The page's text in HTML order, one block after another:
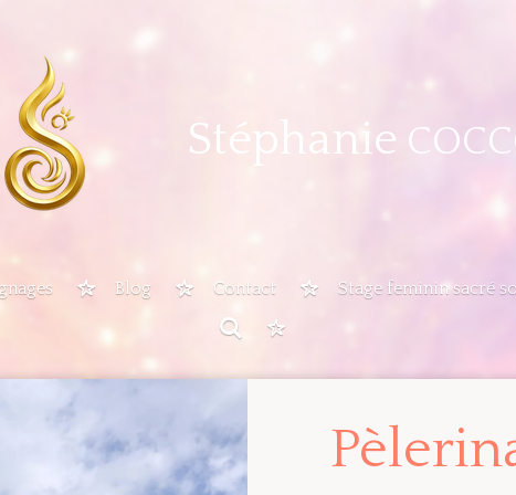
Stéphanie
Blog Contact Stage feminin sacré